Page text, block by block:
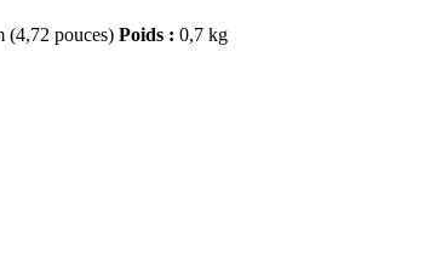
(4,72 pouces) Poids : 0,7 kg